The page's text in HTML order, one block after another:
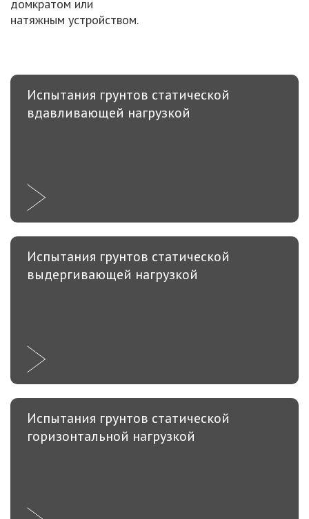
домкратом или
натяжным устройством.
Испытания грунтов статической
вдавливающей нагрузкой
Испытания грунтов статической
выдергивающей нагрузкой
Испытания грунтов статической
горизонтальной нагрузкой